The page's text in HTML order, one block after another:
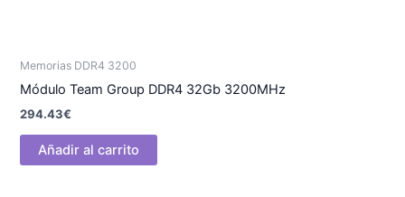
Memorias DDR4 3200
Módulo Team Group DDR4 32Gb 3200MHz
294.43€
Añadir al carrito